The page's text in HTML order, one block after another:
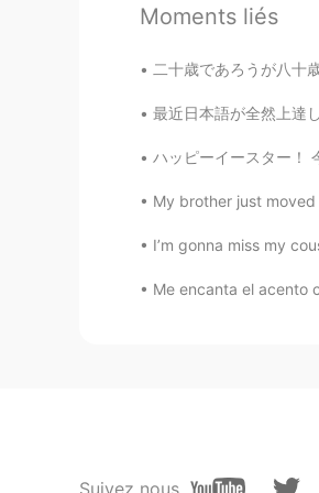
ernest
@Ikei
EN JP
@akito
EN
Moments liés
二十歳であろうが八十歳であろうが 学
最近日本語が全然上達しないんだ。また日
ハッピーイースター！ 今日は朝からうさぎ
My brother just moved
I’m gonna miss my
Me encanta el acento
Suivez nous